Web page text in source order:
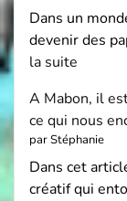
Dans un
devenir des
la suite
A Mabon, il
ce qui nous
par Stéphanie
Dans cet
créatif qui